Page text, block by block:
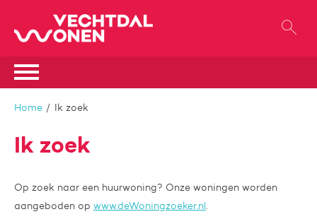
Naar hoofdinhoud
Naar hoofdnavigatiemenu
Naar zoeken
Naar de homepage
Ga naar Hoofd
Home Ik zoek
Ik zoek
Op zoek naar een huurwoning? Onze woningen worden
aangeboden op www.deWoningzoeker.nl .